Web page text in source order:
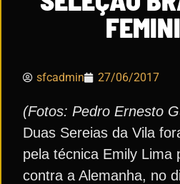
sfcadmin 27/06/2017
(Fotos: Pedro Ernesto
Duas Sereias da Vila
pela técnica Emily Lima
contra a Alemanha, no